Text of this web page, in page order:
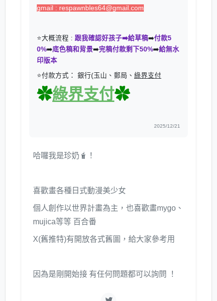
gmail : respawnbles64@gmail.com
⭐大概流程 : 跟我確認好孩子➡️給草稿➡️付款5
0%➡️底色稿和背景➡️完稿付款剩下50%➡️給無水
印版本
⭐付款方式： 銀行(玉山、郵局、 綠界支付
✿綠界支付✿
2025/12/21
哈囉我是珍奶🧋！
喜歡畫各種日式動漫美少女
個人創作以世界計畫為主，也喜歡畫mygo、
mujica等等 百合番
X(舊推特)有開放各式舊圖，給大家參考用
因為是剛開始接 有任何問題都可以詢問 ！